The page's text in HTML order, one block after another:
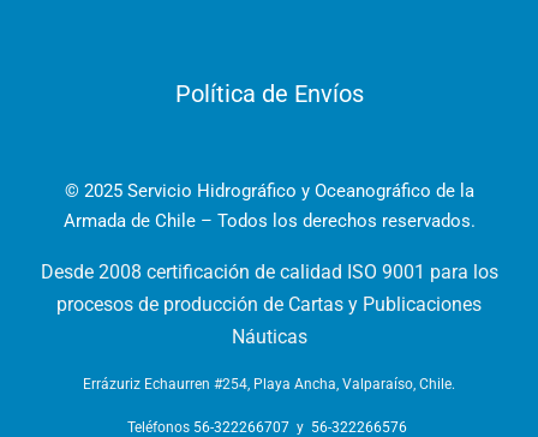
Política de Envíos
© 2025 Servicio Hidrográfico y Oceanográfico de la
Armada de Chile – Todos los derechos reservados.
Desde 2008 certificación de calidad ISO 9001 para los
procesos de producción de Cartas y Publicaciones
Náuticas
Errázuriz Echaurren #254, Playa Ancha, Valparaíso, Chile.
Teléfonos 56-322266707 y 56-322266576